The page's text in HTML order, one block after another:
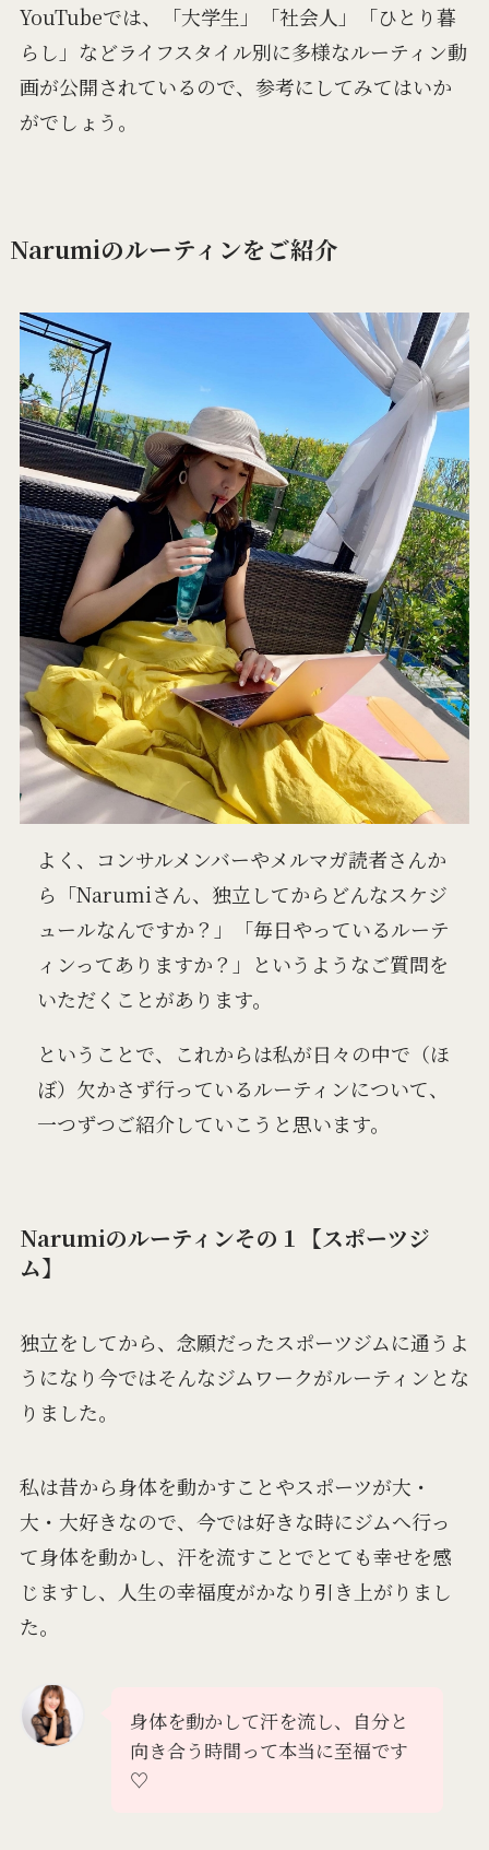
YouTubeでは、「大学生」「社会人」「ひとり暮
らし」などライフスタイル別に多様なルーティン動
画が公開されているので、参考にしてみてはいか
がでしょう。
Narumiのルーティンをご紹介
よく、コンサルメンバーやメルマガ読者さんか
ら「Narumiさん、独立してからどんなスケジ
ュールなんですか？」「毎日やっているルーテ
ィンってありますか？」というようなご質問を
いただくことがあります。
ということで、これからは私が日々の中で（ほ
ぼ）欠かさず行っているルーティンについて、
一つずつご紹介していこうと思います。
Narumiのルーティンその１【スポーツジ
ム】
独立をしてから、念願だったスポーツジムに通うよ
うになり今ではそんなジムワークがルーティンとな
りました。
私は昔から身体を動かすことやスポーツが大・
大・大好きなので、今では好きな時にジムへ行っ
て身体を動かし、汗を流すことでとても幸せを感
じますし、人生の幸福度がかなり引き上がりまし
た。
身体を動かして汗を流し、自分と
向き合う時間って本当に至福です
♡